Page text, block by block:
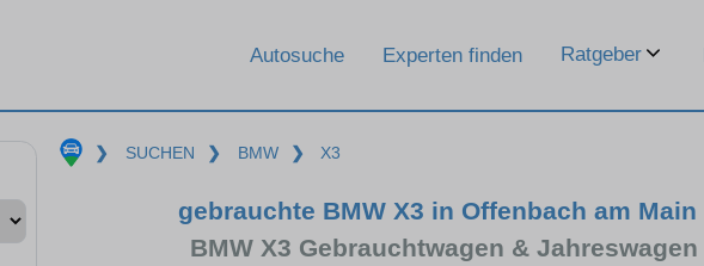
Autosuche Experten finden Ratgeber
❯ SUCHEN ❯ BMW ❯ X3
gebrauchte BMW X3 in Offenbach am
BMW X3 Gebrauchtwagen &